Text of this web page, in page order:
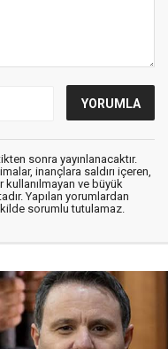
sonra yayınlanacaktır.
inançlara saldırı içeren,
kullanılmayan ve büyük
Yapılan yorumlardan
sorumlu tutulamaz.